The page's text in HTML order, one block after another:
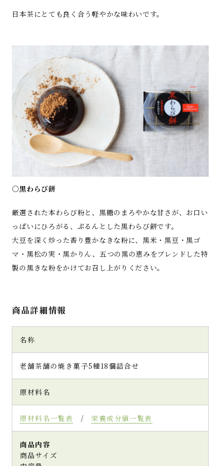
日本茶にとても良く合う軽やかな味わいです。
○黒わらび餅
厳選された本わらび粉と、黒糖のまろやかな甘さが、お口い
っぱいにひろがる、ぷるんとした黒わらび餅です。
大豆を深く炒った香り豊かなきな粉に、黒米・黒豆・黒ゴ
マ・黒松の実・黒かりん、五つの黒の恵みをブレンドした特
製の黒きな粉をかけてお召し上がりください。
商品詳細情報
名称
老舗茶舗の焼き菓子5種18個詰合せ
原材料名
原材料名一覧表 /栄養成分値一覧表
商品内容
商品サイズ